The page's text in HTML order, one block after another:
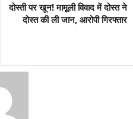
दोस्ती पर खून! मामूली विवाद में दोस्त ने
दोस्त की ली जान, आरोपी गिरफ्तार